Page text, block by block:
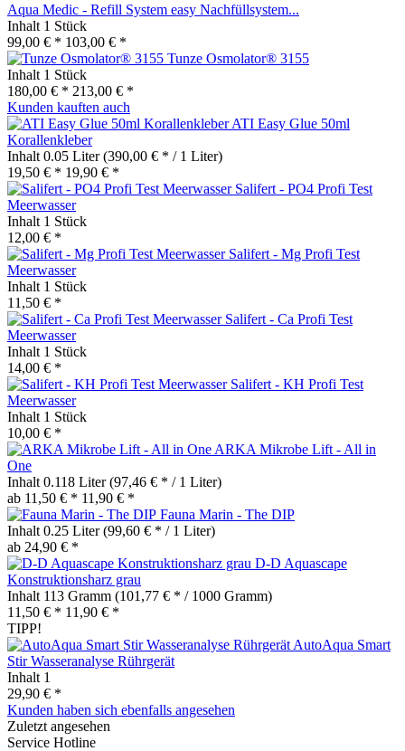
Aqua Medic - Refill System easy Nachfüllsystem...
Inhalt 1 Stück
99,00 € * 103,00 € *
Tunze Osmolator® 3155
Inhalt 1 Stück
180,00 € * 213,00 € *
Kunden kauften auch
ATI Easy Glue 50ml
Korallenkleber
Inhalt 0.05 Liter(390,00 € * / 1 Liter)
19,50 € * 19,90 € *
Salifert - PO4 Profi Test
Meerwasser
Inhalt 1 Stück
12,00 € *
Salifert - Mg Profi Test
Meerwasser
Inhalt 1 Stück
11,50 € *
Salifert - Ca Profi Test
Meerwasser
Inhalt 1 Stück
14,00 € *
Salifert - KH Profi Test
Meerwasser
Inhalt 1 Stück
10,00 € *
ARKA Mikrobe Lift - All in
One
Inhalt 0.118 Liter(97,46 € * / 1 Liter)
ab 11,50 € * 11,90 € *
Fauna Marin - The DIP
Inhalt 0.25 Liter(99,60 € * / 1 Liter)
ab 24,90 € *
D-D Aquascape
Konstruktionsharz grau
Inhalt 113 Gramm (101,77 € * / 1000 Gramm)
11,50 € * 11,90 € *
TIPP!
AutoAqua Smart
Stir Wasseranalyse Rührgerät
Inhalt 1
29,90 € *
Kunden haben sich ebenfalls angesehen
Zuletzt angesehen
Service Hotline